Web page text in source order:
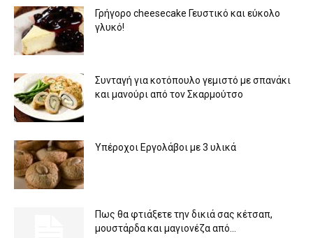
Γρήγορο cheesecake Γευστικό και εύκολο
γλυκό!
Συνταγή για κοτόπουλο γεμιστό με σπανάκι
και μανούρι από τον Σκαρμούτσο
Υπέροχοι Εργολάβοι με 3 υλικά
Πως θα φτιάξετε την δικιά σας κέτσαπ,
μουστάρδα και μαγιονέζα από...